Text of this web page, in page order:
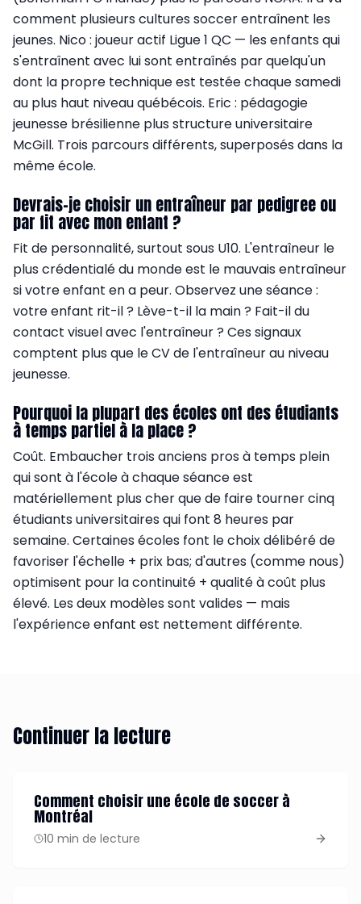
comment plusieurs cultures soccer entraînent les
jeunes. Nico : joueur actif Ligue 1 QC — les enfants qui
s'entraînent avec lui sont entraînés par quelqu'un
dont la propre technique est testée chaque samedi
au plus haut niveau québécois. Eric : pédagogie
jeunesse brésilienne plus structure universitaire
McGill. Trois parcours différents, superposés dans la
même école.
Devrais-je choisir un entraîneur par pedigree ou
par fit avec mon enfant ?
Fit de personnalité, surtout sous U10. L'entraîneur le
plus crédentialé du monde est le mauvais entraîneur
si votre enfant en a peur. Observez une séance :
votre enfant rit-il ? Lève-t-il la main ? Fait-il du
contact visuel avec l'entraîneur ? Ces signaux
comptent plus que le CV de l'entraîneur au niveau
jeunesse.
Pourquoi la plupart des écoles ont des étudiants
à temps partiel à la place ?
Coût. Embaucher trois anciens pros à temps plein
qui sont à l'école à chaque séance est
matériellement plus cher que de faire tourner cinq
étudiants universitaires qui font 8 heures par
semaine. Certaines écoles font le choix délibéré de
favoriser l'échelle + prix bas; d'autres (comme nous)
optimisent pour la continuité + qualité à coût plus
élevé. Les deux modèles sont valides — mais
l'expérience enfant est nettement différente.
Continuer la lecture
Comment choisir une école de soccer à
Montréal
10 min de lecture